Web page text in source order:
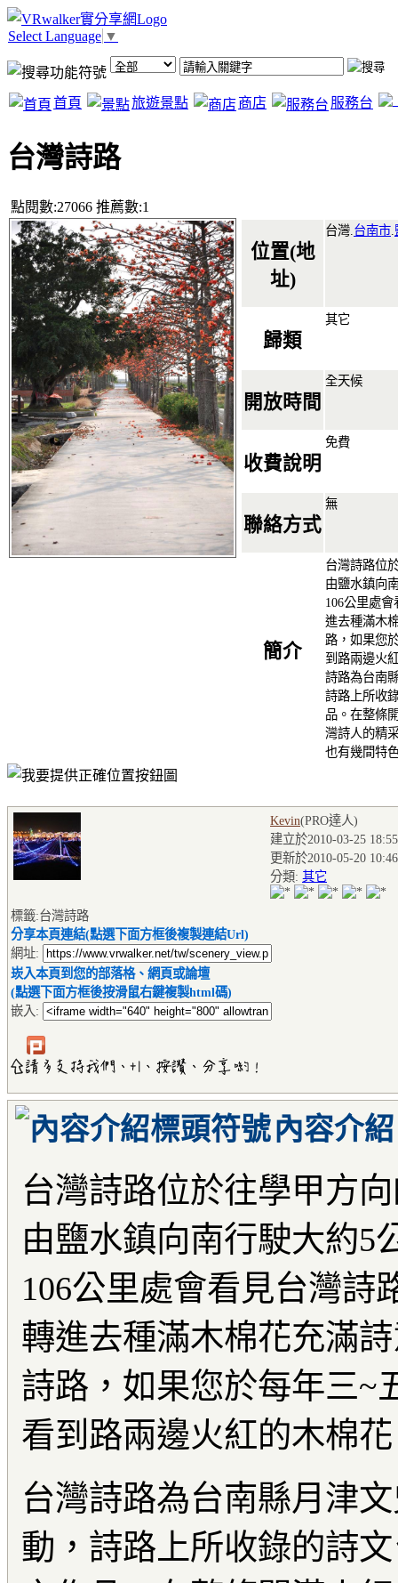
Select Language ▼
首頁 旅遊景點 商店 服務台
台灣詩路
點閱數:27066 推薦數:1
位置(地
址)
台灣. 台南市
歸類
其它
開放時間
全天候
收費說明
免費
聯絡方式
無
簡介
台灣詩路位
由鹽水鎮向
106公里處
進去種滿木
路，如果您
到路兩邊火
詩路為台南
詩路上所收
品。在整條
灣詩人的精
也有幾間特
Kevin(PRO達人)
建立於2010-03-25
更新於2010-05-20
分類: 其它
標籤:台灣詩路
分享本頁連結(點選下面方框後複製連結Url)
網址:
崁入本頁到您的部落格、網頁或論壇
(點選下面方框後按滑鼠右鍵複製html碼)
嵌入:
內容介紹
台灣詩路位於往學甲方
由鹽水鎮向南行駛大約5
106公里處會看見台灣詩
轉進去種滿木棉花充滿
詩路，如果您於每年三~
看到路兩邊火紅的木棉
台灣詩路為台南縣月津
動，詩路上所收錄的詩